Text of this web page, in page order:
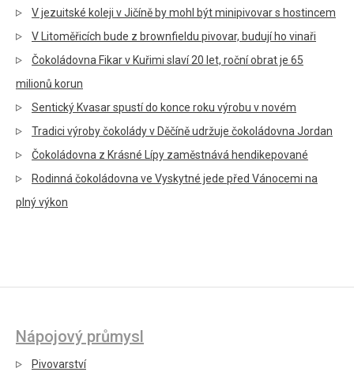
V jezuitské koleji v Jičíně by mohl být minipivovar s hostincem
V Litoměřicích bude z brownfieldu pivovar, budují ho vinaři
Čokoládovna Fikar v Kuřimi slaví 20 let, roční obrat je 65
milionů korun
Sentický Kvasar spustí do konce roku výrobu v novém
Tradici výroby čokolády v Děčíně udržuje čokoládovna Jordan
Čokoládovna z Krásné Lípy zaměstnává hendikepované
Rodinná čokoládovna ve Vyskytné jede před Vánocemi na
plný výkon
Nápojový průmysl
Pivovarství